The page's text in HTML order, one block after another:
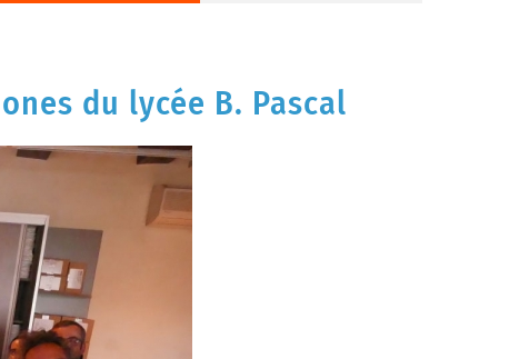
du lycée B. Pascal